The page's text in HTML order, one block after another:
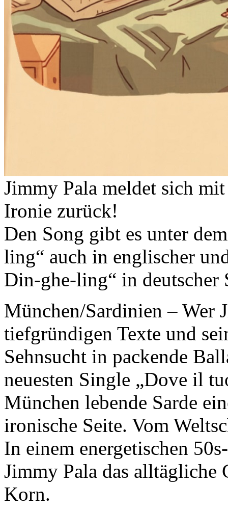
Jimmy Pala meldet sich
Ironie zurück!
Den Song gibt es unter
ling“ auch in englischer
Din-ghe-ling“ in deutscher
München/Sardinien – Wer
tiefgründigen Texte und
Sehnsucht in packende
neuesten Single „Dove il
München lebende Sarde
ironische Seite. Vom
In einem energetischen
Jimmy Pala das alltägliche
Korn.